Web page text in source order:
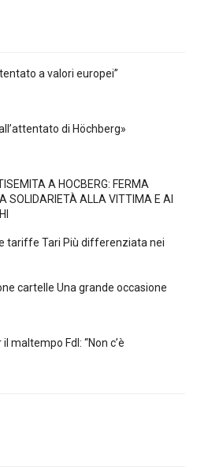
a valori europei”
di Höchberg»
A HÖCBERG: FERMA
SOLIDARIETÀ ALLA VITTIMA E AI
tariffe Tari Più differenziata nei
cartelle Una grande occasione
maltempo FdI: “Non c’è